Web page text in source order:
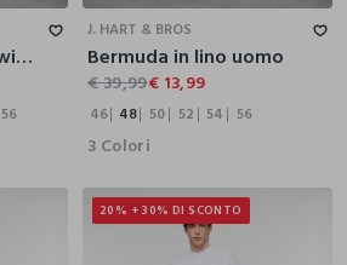
Bermuda cargo in twill di cotone uomo
56
J. HART & BROS
Bermuda in lino uomo
€ 39,99€ 13,99
46 48 50 52 54 56
3 Colori
20% + 30% DI SCONTO